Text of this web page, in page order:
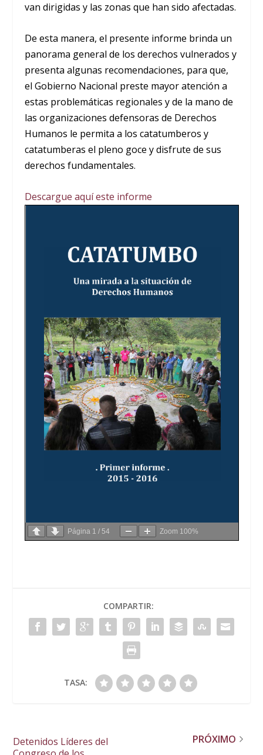
van dirigidas y las zonas que han sido afectadas.
De esta manera, el presente informe brinda un
panorama general de los derechos vulnerados y
presenta algunas recomendaciones, para que,
el Gobierno Nacional preste mayor atención a
estas problemáticas regionales y de la mano de
las organizaciones defensoras de Derechos
Humanos le permita a los catatumberos y
catatumberas el pleno goce y disfrute de sus
derechos fundamentales.
Descargue aquí este informe
Página 1 /54 Zoom 100%
COMPARTIR:
TASA:
Detenidos Líderes del
PRÓXIMO